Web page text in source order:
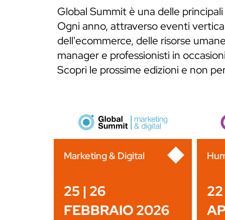
Global Summit è una delle
Ogni anno, attraverso eventi
dell'ecommerce, delle risorse
manager e professionisti in
Scopri le prossime edizioni e non
Marketing & Digital
25 | 26
FEBBRAIO 2026